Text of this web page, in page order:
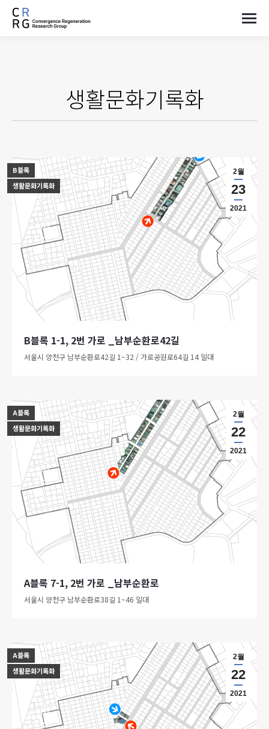
생활문화기록화
2월
23
2021
B블록
생활문화기록화
B블록 1-1, 2번 가로 _남부순환로42길
서울시 양천구 남부순환로42길 1~32 / 가로공원로64길 14 일대
2월
22
2021
A블록
생활문화기록화
A블록 7-1, 2번 가로 _남부순환로
서울시 양천구 남부순환로38길 1~46 일대
2월
22
2021
A블록
생활문화기록화